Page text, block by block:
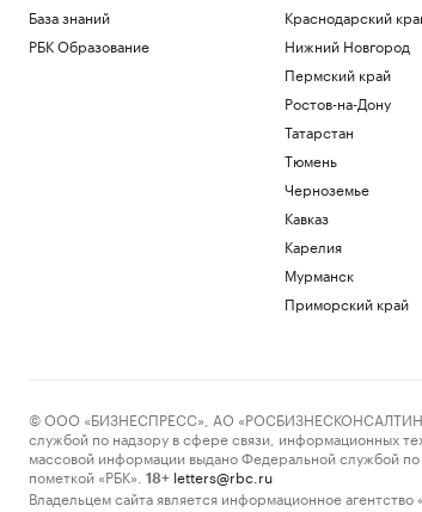
База знаний
РБК Образование
Краснодарский
Нижний Новгород
Пермский край
Ростов-на-Дону
Татарстан
Тюмень
Черноземье
Кавказ
Карелия
Мурманск
Приморский край
© ООО «БИЗНЕСПРЕСС», АО «РОСБИЗНЕСКОНСАЛТИНГ»,
службой по надзору в сфере связи, информационных
массовой информации выдано Федеральной службой
пометкой «РБК».
18+ letters@rbc.ru
Владельцем сайта является информационное агентство